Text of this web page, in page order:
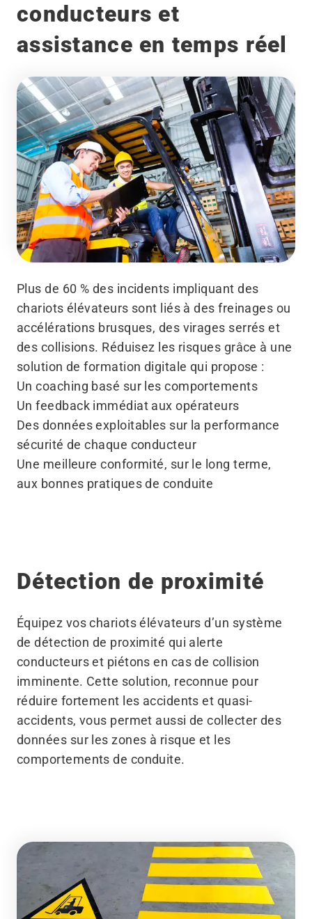
conducteurs et
assistance en temps réel
Plus de 60 % des incidents impliquant des
chariots élévateurs sont liés à des freinages ou
accélérations brusques, des virages serrés et
des collisions. Réduisez les risques grâce à une
solution de formation digitale qui propose :
Un coaching basé sur les comportements
Un feedback immédiat aux opérateurs
Des données exploitables sur la performance
sécurité de chaque conducteur
Une meilleure conformité, sur le long terme,
aux bonnes pratiques de conduite
Détection de proximité
Équipez vos chariots élévateurs d’un système
de détection de proximité qui alerte
conducteurs et piétons en cas de collision
imminente. Cette solution, reconnue pour
réduire fortement les accidents et quasi-
accidents, vous permet aussi de collecter des
données sur les zones à risque et les
comportements de conduite.